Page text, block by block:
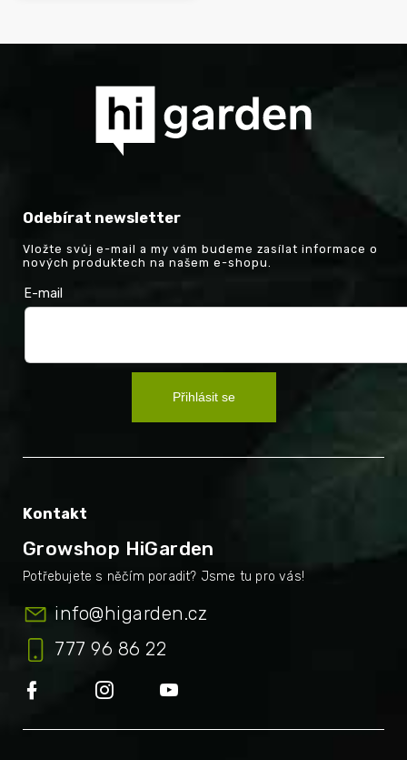
Odebírat newsletter
Vložte svůj e-mail a my vám budeme zasílat informace o
nových produktech na našem e-shopu.
E-mail
Přihlásit se
Kontakt
Growshop HiGarden
info@higarden.cz
777 96 86 22